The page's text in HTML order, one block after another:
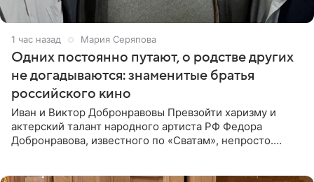
1 час назад Мария Серяпова
Одних постоянно путают, о родстве других
не догадываются: знаменитые братья
российского кино
Иван и Виктор Добронравовы Превзойти харизму и
актерский талант народного артиста РФ Федора
Добронравова, известного по «Сватам», непросто.